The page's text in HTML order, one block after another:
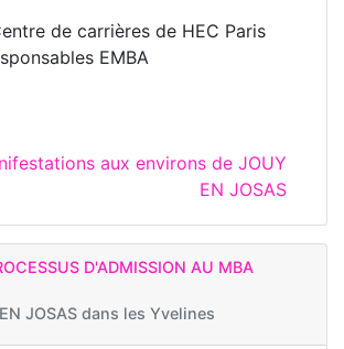
de carrières de HEC Paris
EMBA
aux environs de JOUY
EN JOSAS
D'ADMISSION AU MBA
JOSAS dans les Yvelines